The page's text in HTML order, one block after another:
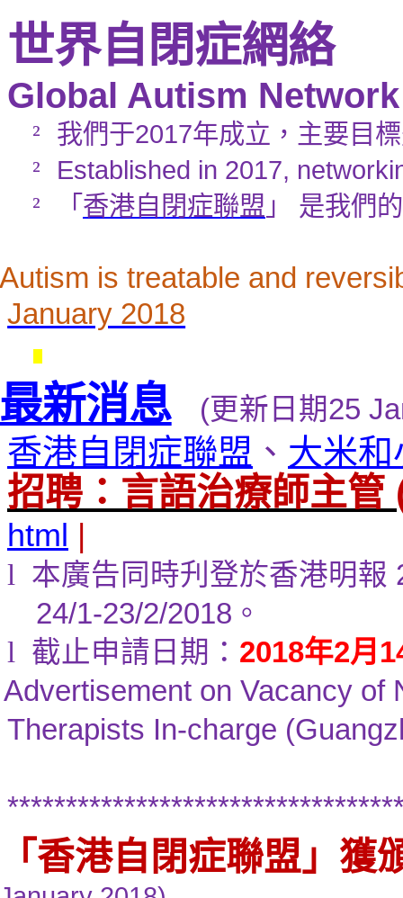
世界自閉症網絡
Global Autism
² 我們于2017年成立，主要目
² Established in 2017,
² 「 香港自閉症聯盟 」 是我們
is treatable and
January 2018
新消息 (更新日期25
香港自閉症聯盟 、 大米和
招聘：言語治療師主管
html
l 本廣告同時刋登於香港明報
24/1-23/2/2018 。
l
截止申請日期： 2018年2月
Advertisement on Vacancy of
Therapists In-charge
香港自閉症聯盟」獲